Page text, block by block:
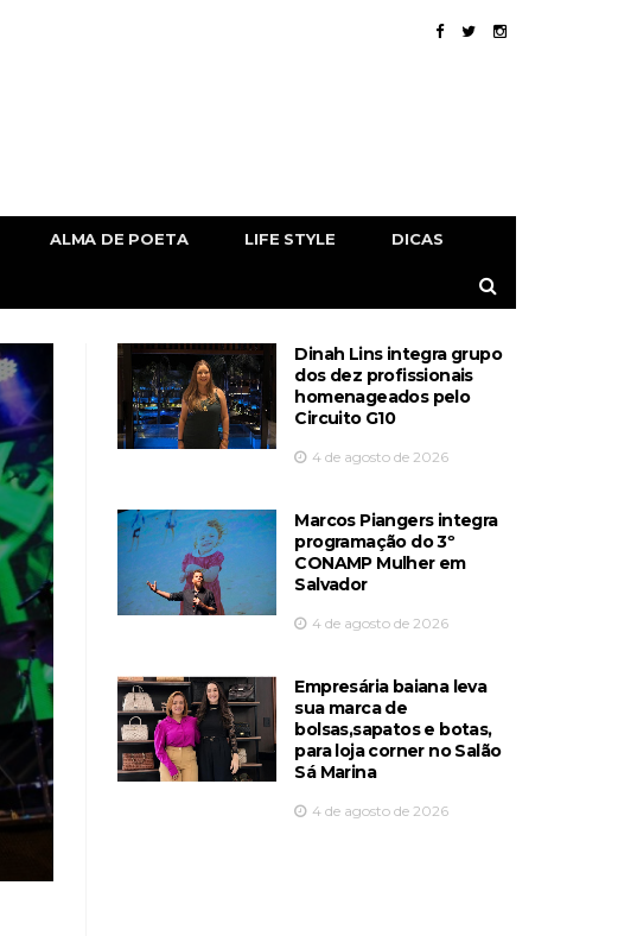
ALMA DE POETA LIFE STYLE DICAS
Dinah Lins integra grupo
dos dez profissionais
homenageados pelo
Circuito G10
4 de agosto de 2026
Marcos Piangers integra
programação do 3º
CONAMP Mulher em
Salvador
4 de agosto de 2026
Empresária baiana leva
sua marca de
bolsas,sapatos e botas,
para loja corner no Salão
Sá Marina
4 de agosto de 2026